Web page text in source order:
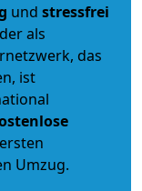
und stressfrei
als
das
ist
Umzug.